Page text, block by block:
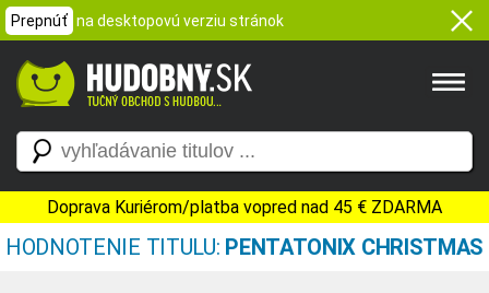
Prepnúť na desktopovú verziu stránok
Doprava Kuriérom/platba vopred nad 45 € ZDARMA
HODNOTENIE TITULU: PENTATONIX CHRISTMAS